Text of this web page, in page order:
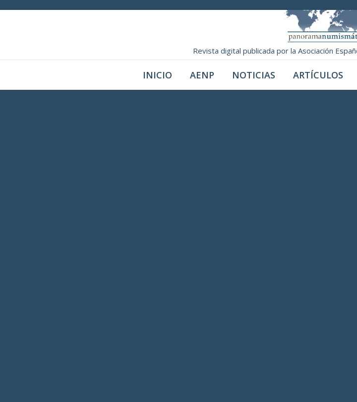
Revista digital publicada por la Asociación
INICIO AENP NOTICIAS ARTÍCULOS